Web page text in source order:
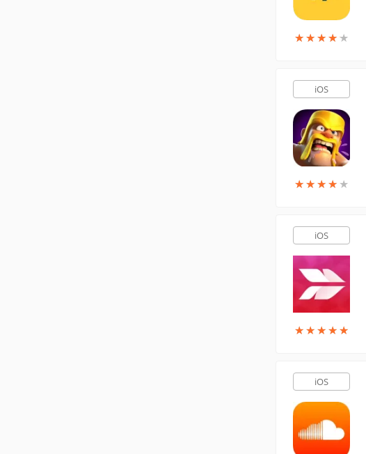
★★★★★
★★★★★
iOS
★★★★ ★
★★★★ ★
iOS
★★★★★
★★★★★
iOS